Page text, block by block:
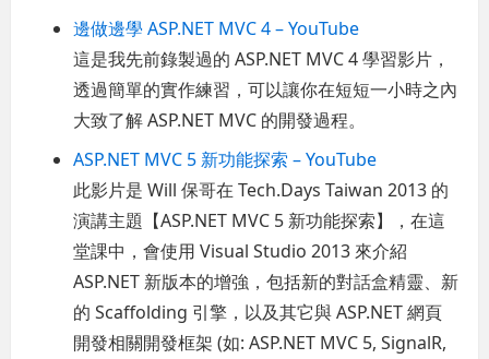
邊做邊學 ASP.NET MVC 4 – YouTube
這是我先前錄製過的 ASP.NET MVC 4 學習影片，
透過簡單的實作練習，可以讓你在短短一小時之內
大致了解 ASP.NET MVC 的開發過程。
ASP.NET MVC 5 新功能探索 – YouTube
此影片是 Will 保哥在 Tech.Days Taiwan 2013 的
演講主題【ASP.NET MVC 5 新功能探索】，在這
堂課中，會使用 Visual Studio 2013 來介紹
ASP.NET 新版本的增強，包括新的對話盒精靈、新
的 Scaffolding 引擎，以及其它與 ASP.NET 網頁
開發相關開發框架 (如: ASP.NET MVC 5, SignalR,